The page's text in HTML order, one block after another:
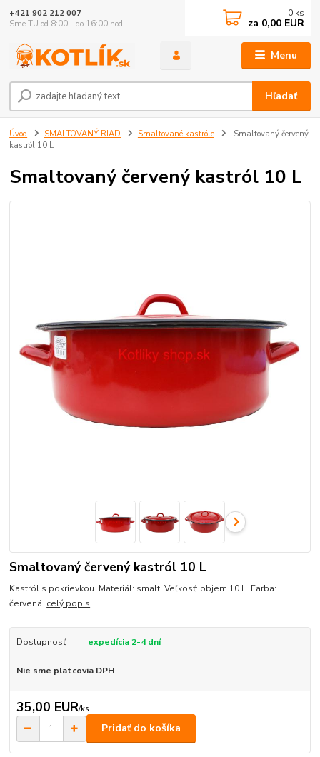
Menu
Hľadať
+421 902 212 007
Sme TU od 8:00 - do 16:00 hod
0 ks
za 0,00 EUR
Úvod SMALTOVANÝ RIAD Smaltované kastróle
Smaltovaný červený
kastról 10 L
Smaltovaný červený kastról 10 L
Smaltovaný červený kastról 10 L
Kastról s pokrievkou. Materiál: smalt. Veľkosť: objem 10 L. Farba:
červená. celý popis
Dostupnosť expedícia 2-4 dní
Nie sme platcovia DPH
35,00 EUR/ks
Pridať do košíka